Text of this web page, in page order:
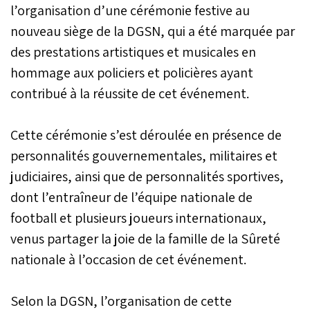
l’organisation d’une cérémonie festive au
nouveau siège de la DGSN, qui a été marquée par
des prestations artistiques et musicales en
hommage aux policiers et policières ayant
contribué à la réussite de cet événement.
Cette cérémonie s’est déroulée en présence de
personnalités gouvernementales, militaires et
judiciaires, ainsi que de personnalités sportives,
dont l’entraîneur de l’équipe nationale de
football et plusieurs joueurs internationaux,
venus partager la joie de la famille de la Sûreté
nationale à l’occasion de cet événement.
Selon la DGSN, l’organisation de cette